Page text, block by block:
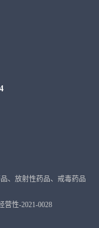
、放射性药品、戒毒药品
营性-2021-0028